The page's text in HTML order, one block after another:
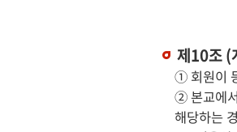
제10조 (
① 회원이
② 본교에
해당하는